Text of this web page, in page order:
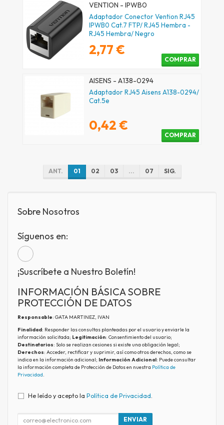
VENTION - IPWB0
Adaptador Conector Vention RJ45
IPWB0 Cat.7 FTP/ RJ45 Hembra -
RJ45 Hembra/ Negro
2,77 €
COMPRAR
AISENS - A138-0294
Adaptador RJ45 Aisens A138-0294/
Cat.5e
0,42 €
COMPRAR
ANT. 01 02 03 ... 07 SIG.
Sobre Nosotros
Síguenos en:
¡Suscríbete a Nuestro Boletín!
INFORMACIÓN BÁSICA SOBRE
PROTECCIÓN DE DATOS
Responsable: GATA MARTINEZ, IVAN
Finalidad: Responder las consultas planteadas por el usuario y enviarle la
información solicitada; Legitimación: Consentimiento del usuario;
Destinatarios: Solo se realizan cesiones si existe una obligación legal;
Derechos: Acceder, rectificar y suprimir, así como otros derechos, como se
indica en la información adicional; Información Adicional: Puede consultar
la información completa de Protección de Datos en nuestra Política de
Privacidad.
He leído y acepto la Política de Privacidad.
ENVIAR